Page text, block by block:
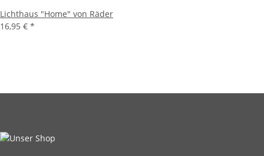
Lichthaus "Home" von Räder
16,95 € *